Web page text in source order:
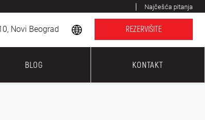
Najčešća pitanja
Novi Beograd REZERVIŠITE
BLOG KONTAKT